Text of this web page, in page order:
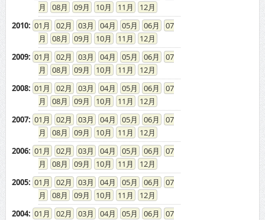
08
09 10 11
12
2010: 01 02 03 04 05 06
07
08
09 10 11
12
2009: 01 02 03 04 05 06
07
08
09 10 11
12
2008: 01 02 03 04 05 06
07
08
09 10 11
12
2007: 01 02 03 04 05 06
07
08
09 10 11
12
2006: 01 02 03 04 05 06
07
08
09 10 11
12
2005: 01 02 03 04 05 06
07
08
09 10 11
12
2004: 01 02 03 04 05 06
07